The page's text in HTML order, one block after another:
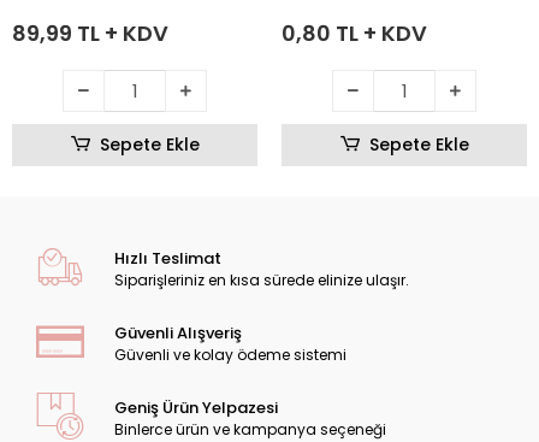
89,99 TL + KDV
Sepete Ekle
0,80 TL + KDV
Sepete Ekle
Hızlı Teslimat
Siparişleriniz en kısa sürede elinize ulaşır.
Güvenli Alışveriş
Güvenli ve kolay ödeme sistemi
Geniş Ürün Yelpazesi
Binlerce ürün ve kampanya seçeneği